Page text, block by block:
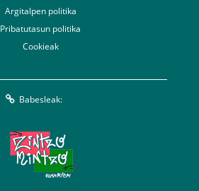
Argitalpen politika
Pribatutasun politika
Cookieak
Babesleak: